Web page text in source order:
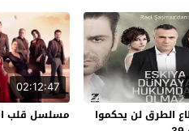
الطرق لن يحكموا
02:12:47
مسلسل قلب